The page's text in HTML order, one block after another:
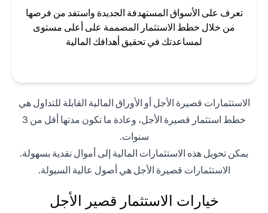
تعرف على الأسواق المستهدفة الجديدة واستفد من فرصها
من خلال خطط الاستثمار المصممة على أعلى مستوى
لمساعدتك في تحقيق أهدافك المالية
الاستثمارات قصيرة الأجل أو الأوراق المالية القابلة للتداول هي
خطط استثمار قصيرة الأجل، وعادة ما تكون مدتها أقل من 3
سنوات.
يمكن تحويل هذه الاستثمارات المالية إلى أموال نقدية بسهولة.
الاستثمارات قصيرة الأجل هي أصول عالية السيولة.
خيارات الاستثمار قصير الأجل